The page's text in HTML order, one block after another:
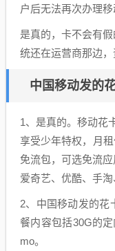
户后无法再次办理移
是真的，卡不会有
统还在运营商那边，
中国移动发的
1、是真的。移动花
享受少年特权，月
免流包，可选免流
爱奇艺、优酷、手淘
2、中国移动发的花
餐内容包括30G的
mo。